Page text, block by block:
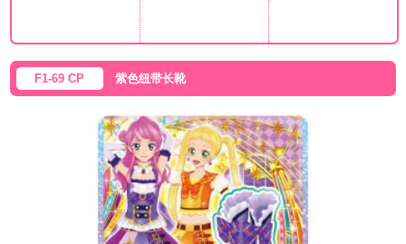
F1-69 CP 紫色纽带长靴